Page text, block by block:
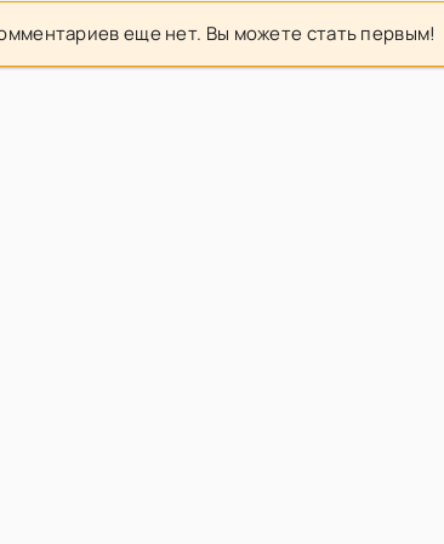
еще нет. Вы можете стать первым!